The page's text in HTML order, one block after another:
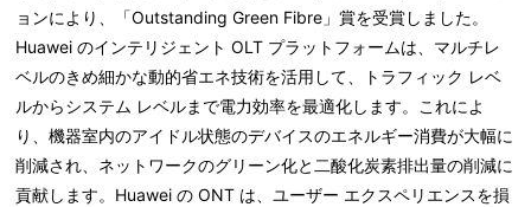
ョンにより、「Outstanding Green Fibre」賞を受賞しました。
Huawei のインテリジェント OLT プラットフォームは、マルチレ
ベルのきめ細かな動的省エネ技術を活用して、トラフィック レベ
ルからシステム レベルまで電力効率を最適化します。これによ
り、機器室内のアイドル状態のデバイスのエネルギー消費が大幅に
削減され、ネットワークのグリーン化と二酸化炭素排出量の削減に
貢献します。Huawei の ONT は、ユーザー エクスペリエンスを損